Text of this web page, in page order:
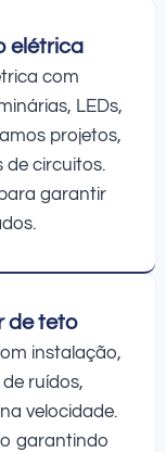
elétrica
com
LEDs,
projetos,
de circuitos.
garantir
de teto
instalação,
ruídos,
velocidade.
garantindo